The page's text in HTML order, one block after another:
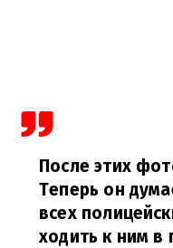
После этих
Теперь он
всех
ходить к ним в